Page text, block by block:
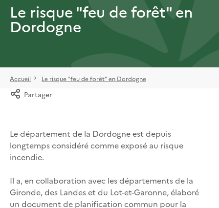
Le risque "feu de forêt" en
Dordogne
Accueil Le risque "feu de forêt" en Dordogne
Partager
Le département de la Dordogne est depuis
longtemps considéré comme exposé au risque
incendie.
Il a, en collaboration avec les départements de la
Gironde, des Landes et du Lot-et-Garonne, élaboré
un document de planification commun pour la